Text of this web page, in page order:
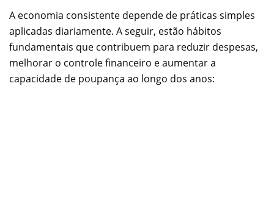
A economia consistente depende de práticas simples
aplicadas diariamente. A seguir, estão hábitos
fundamentais que contribuem para reduzir despesas,
melhorar o controle financeiro e aumentar a
capacidade de poupança ao longo dos anos: